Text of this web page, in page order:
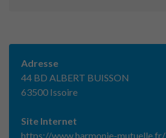
Adresse
44 BD ALBERT BUISSON
63500 Issoire
Site Internet
https://www.harmonie-mutuelle.fr/